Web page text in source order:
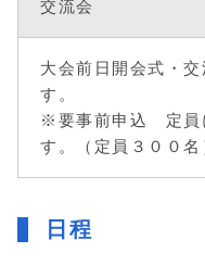
交流会
大会前日開会式・
す。
※要事前申込 定員
す。（定員３００名
日程